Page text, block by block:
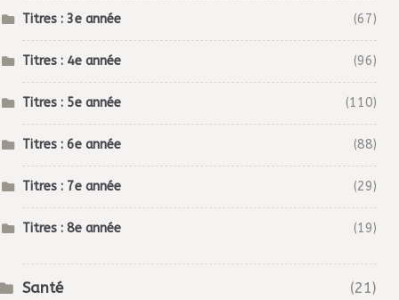
Titres : 3e année (67)
Titres : 4e année (96)
Titres : 5e année (110)
Titres : 6e année (88)
Titres : 7e année (29)
Titres : 8e année (19)
Santé (21)